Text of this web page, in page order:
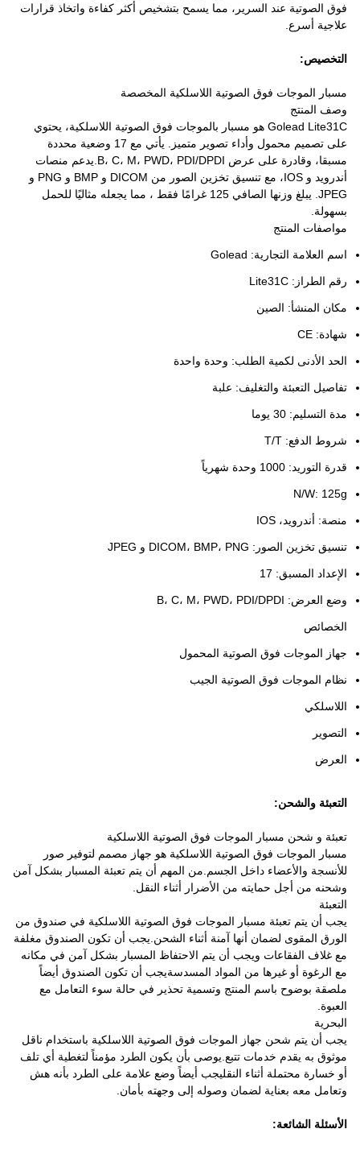
فوق الصوتية عند السرير، مما يسمح بتشخيص أكثر كفاءة واتخاذ قرارات
علاجية أسرع.
التخصيص:
مسبار الموجات فوق الصوتية اللاسلكية المخصصة
وصف المنتج
Golead Lite31C هو مسبار بالموجات فوق الصوتية اللاسلكية، يحتوي
على تصميم محمول وأداء تصوير متميز. يأتي مع 17 وضعية محددة
مسبقا، وقادرة على عرض B، C، M، PWD، PDI/DPDI.يدعم منصات
أندرويد و IOS، مع تنسيق تخزين الصور من DICOM و BMP و PNG و
JPEG. يبلغ وزنها الصافي 125 غرامًا فقط ، مما يجعله مثاليًا للحمل
بسهولة.
مواصفات المنتج
اسم العلامة التجارية: Golead
رقم الطراز: Lite31C
مكان المنشأ: الصين
شهادة: CE
الحد الأدنى لكمية الطلب: وحدة واحدة
تفاصيل التعبئة والتغليف: علبة
مدة التسليم: 30 يوما
شروط الدفع: T/T
قدرة التوريد: 1000 وحدة شهرياً
N/W: 125g
منصة: أندرويد، IOS
تنسيق تخزين الصور: DICOM، BMP، PNG و JPEG
الإعداد المسبق: 17
وضع العرض: B، C، M، PWD، PDI/DPDI
الخصائص
جهاز الموجات فوق الصوتية المحمول
نظام الموجات فوق الصوتية الجيب
اللاسلكي
التصوير
العرض
التعبئة والشحن:
تعبئة و شحن مسبار الموجات فوق الصوتية اللاسلكية
مسبار الموجات فوق الصوتية اللاسلكية هو جهاز مصمم لتوفير صور
للأنسجة والأعضاء داخل الجسم.من المهم أن يتم تعبئة المسبار بشكل آمن
وشحنه من أجل حمايته من الأضرار أثناء النقل.
التعبئة
يجب أن يتم تعبئة مسبار الموجات فوق الصوتية اللاسلكية في صندوق من
الورق المقوى لضمان أنها آمنة أثناء الشحن.يجب أن تكون الصندوق مغلفة
مع غلاف الفقاعات ويجب أن يتم الاحتفاظ المسبار بشكل آمن في مكانه
مع الرغوة أو غيرها من المواد المسدسةيجب أن تكون الصندوق أيضاً
ملصقة بوضوح باسم المنتج وتسمية تحذير في حالة سوء التعامل مع
العبوة.
البحرية
يجب أن يتم شحن جهاز الموجات فوق الصوتية اللاسلكية باستخدام ناقل
موثوق به يقدم خدمات تتبع.يوصى بأن يكون الطرد مؤمناً لتغطية أي تلف
أو خسارة محتملة أثناء النقليجب أيضاً وضع علامة على الطرد بأنه هش
وتعامل معه بعناية لضمان وصوله إلى وجهته بأمان.
الأسئلة الشائعة: